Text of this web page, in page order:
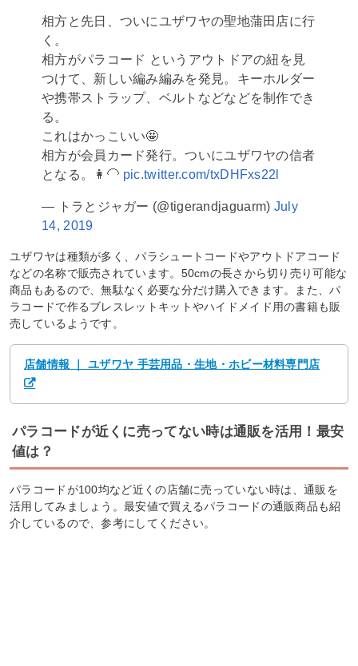
相方と先日、ついにユザワヤの聖地蒲田店に行
く。
相方がパラコード というアウトドアの紐を見
つけて、新しい編み編みを発見。キーホルダー
や携帯ストラップ、ベルトなどなどを制作でき
る。
これはかっこいい🤩
相方が会員カード発行。ついにユザワヤの信者
となる。👩‍🦲 pic.twitter.com/txDHFxs22l
— トラとジャガー (@tigerandjaguarm) July
14, 2019
ユザワヤは種類が多く、パラシュートコードやアウトドアコード
などの名称で販売されています。50cmの長さから切り売り可能な
商品もあるので、無駄なく必要な分だけ購入できます。また、パ
ラコードで作るブレスレットキットやハイドメイド用の書籍も販
売しているようです。
店舗情報 ｜ ユザワヤ 手芸用品・生地・ホビー材料専門店
パラコードが近くに売ってない時は通販を活用！最安
値は？
パラコードが100均など近くの店舗に売っていない時は、通販を
活用してみましょう。最安値で買えるパラコードの通販商品も紹
介しているので、参考にしてください。